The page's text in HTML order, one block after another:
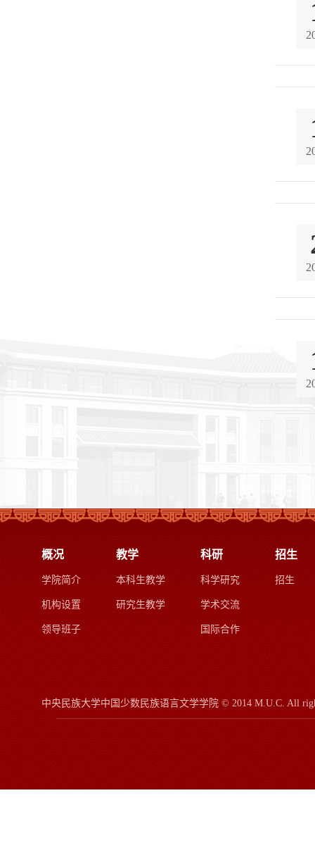
概况
学院简介
机构设置
领导班子
教学
本科生教学
研究生教学
科研
科学研究
学术交流
国际合作
招生
招生
中央民族大学中国少数民族语言文学学院 © 2014